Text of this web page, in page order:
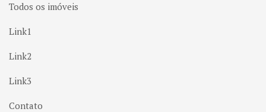
Todos os imóveis
Link1
Link2
Link3
Contato